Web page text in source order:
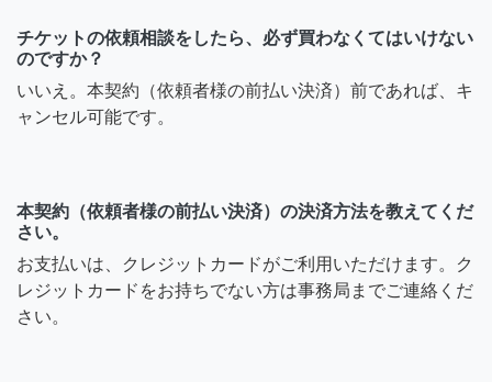
チケットの依頼相談をしたら、必ず買わなくてはいけない
のですか？
いいえ。本契約（依頼者様の前払い決済）前であれば、キ
ャンセル可能です。
本契約（依頼者様の前払い決済）の決済方法を教えてくだ
さい。
お支払いは、クレジットカードがご利用いただけます。ク
レジットカードをお持ちでない方は事務局までご連絡くだ
さい。